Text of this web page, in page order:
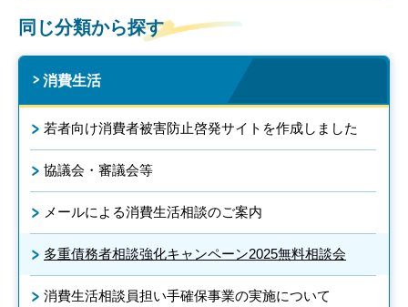
同じ分類から探す
消費生活
若者向け消費者被害防止啓発サイトを作成しました
協議会・審議会等
メールによる消費生活相談のご案内
多重債務者相談強化キャンペーン2025無料相談会
消費生活相談員担い手確保事業の実施について